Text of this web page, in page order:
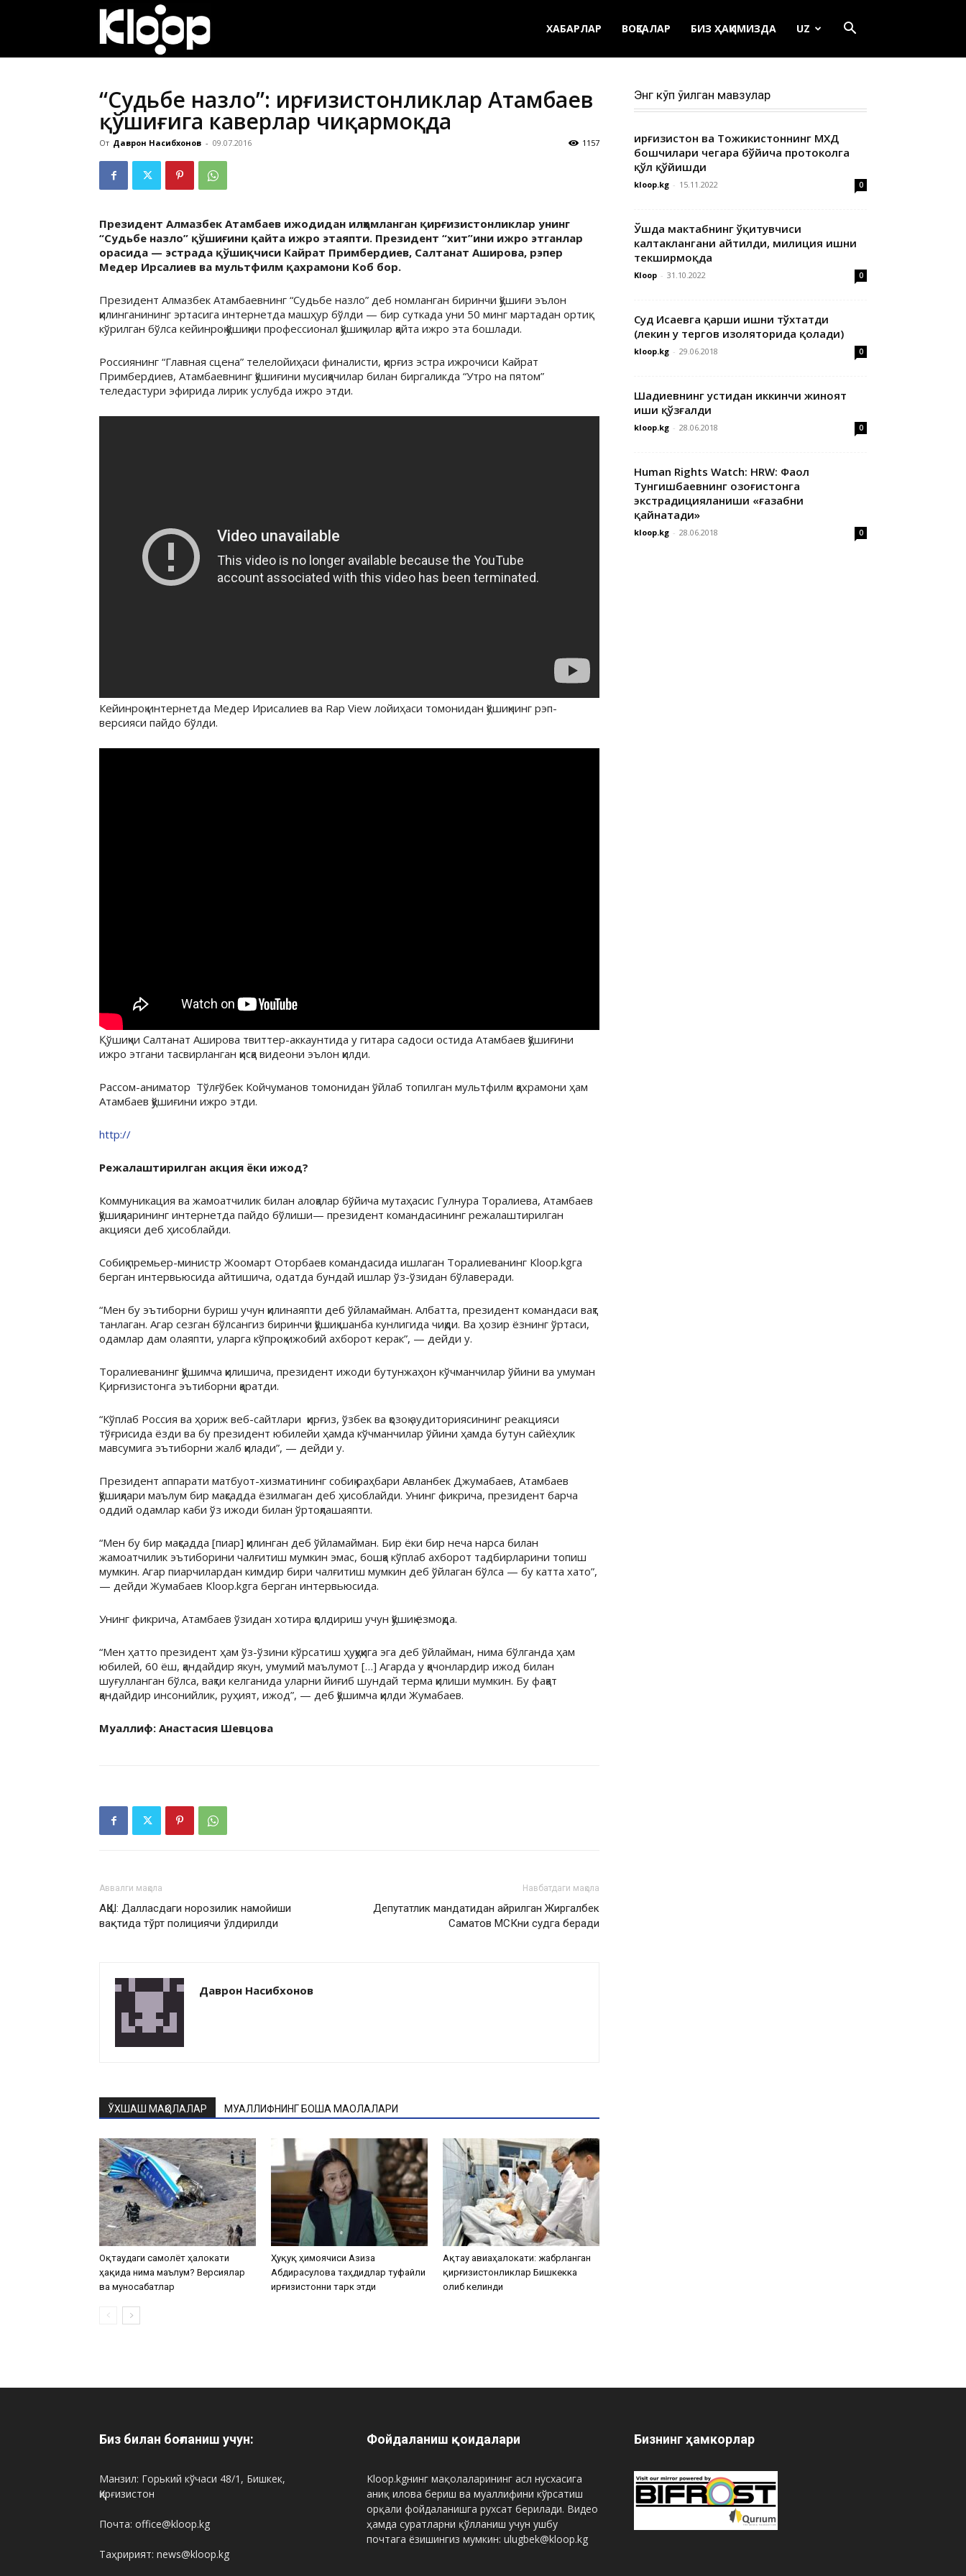
ХАБАРЛАР ВОҚЕАЛАР БИЗ ҲАҚИМИЗДА UZ
“Судьбе назло”: Қирғизистонликлар Атамбаев
қўшиғига каверлар чиқармоқда
От Даврон Насибхонов - 09.07.2016 1157
Президент Алмазбек Атамбаев ижодидан илҳомланган қирғизистонликлар унинг
“Судьбе назло” қўшиғини қайта ижро этаяпти. Президент “хит”ини ижро этганлар
орасида — эстрада қўшиқчиси Кайрат Примбердиев, Салтанат Аширова, рэпер
Медер Ирсалиев ва мультфилм қахрамони Коб бор.
Президент Алмазбек Атамбаевнинг “Судьбе назло” деб номланган биринчи қўшиғи эълон
қилинганининг эртасига интернетда машҳур бўлди — бир суткада уни 50 минг мартадан ортиқ
кўрилган бўлса кейинроқ қўшиқни профессионал қўшиқчилар қайта ижро эта бошлади.
Россиянинг “Главная сцена” телелойиҳаси финалисти, қирғиз эстра ижрочиси Кайрат
Примбердиев, Атамбаевнинг қўшиғини мусиқачилар билан биргаликда “Утро на пятом”
теледастури эфирида лирик услубда ижро этди.
Кейинроқ интернетда Медер Ирисалиев ва Rap View лойиҳаси томонидан қўшиқнинг рэп-
версияси пайдо бўлди.
Қўшиқчи Салтанат Аширова твиттер-аккаунтида у гитара садоси остида Атамбаев қўшиғини
ижро этгани тасвирланган қисқа видеони эълон қилди.
Рассом-аниматор Тўлғўбек Койчуманов томонидан ўйлаб топилган мультфилм қахрамони ҳам
Атамбаев қўшиғини ижро этди.
http://
Режалаштирилган акция ёки ижод?
Коммуникация ва жамоатчилик билан алоқалар бўйича мутаҳасис Гулнура Торалиева, Атамбаев
қўшиқларининг интернетда пайдо бўлиши— президент командасининг режалаштирилган
акцияси деб ҳисоблайди.
Собиқ премьер-министр Жоомарт Оторбаев командасида ишлаган Торалиеванинг Kloop.kgга
берган интервьюсида айтишича, одатда бундай ишлар ўз-ўзидан бўлаверади.
“Мен бу эътиборни буриш учун қилинаяпти деб ўйламайман. Албатта, президент командаси вақт
танлаган. Агар сезган бўлсангиз биринчи қўшиқ шанба кунлигида чиқди. Ва ҳозир ёзнинг ўртаси,
одамлар дам олаяпти, уларга кўпроқ ижобий ахборот керак”, — дейди у.
Торалиеванинг қўшимча қилишича, президент ижоди бутунжаҳон кўчманчилар ўйини ва умуман
Қирғизистонга эътиборни қаратди.
“Кўплаб Россия ва ҳориж веб-сайтлари қирғиз, ўзбек ва қозоқ аудиториясининг реакцияси
тўғрисида ёзди ва бу президент юбилейи ҳамда кўчманчилар ўйини ҳамда бутун сайёҳлик
мавсумига эътиборни жалб қилади”, — дейди у.
Президент аппарати матбуот-хизматининг собиқ раҳбари Авланбек Джумабаев, Атамбаев
қўшиқлари маълум бир мақсадда ёзилмаган деб ҳисоблайди. Унинг фикрича, президент барча
оддий одамлар каби ўз ижоди билан ўртоқлашаяпти.
“Мен бу бир мақсадда [пиар] қилинган деб ўйламайман. Бир ёки бир неча нарса билан
жамоатчилик эътиборини чалғитиш мумкин эмас, бошқа кўплаб ахборот тадбирларини топиш
мумкин. Агар пиарчилардан кимдир бири чалғитиш мумкин деб ўйлаган бўлса — бу катта хато”,
— дейди Жумабаев Kloop.kgга берган интервьюсида.
Унинг фикрича, Атамбаев ўзидан хотира қолдириш учун қўшиқ ёзмоқда.
“Мен ҳатто президент ҳам ўз-ўзини кўрсатиш ҳуқуқига эга деб ўйлайман, нима бўлганда ҳам
юбилей, 60 ёш, қандайдир якун, умумий маълумот […] Агарда у қачонлардир ижод билан
шуғулланган бўлса, вақти келганида уларни йиғиб шундай терма қилиши мумкин. Бу фақат
қандайдир инсонийлик, руҳият, ижод”, — деб қўшимча қилди Жумабаев.
Муаллиф: Анастасия Шевцова
Аввалги мақола
АҚШ: Далласдаги норозилик намойиши
вақтида тўрт полициячи ўлдирилди
Навбатдаги мақола
Депутатлик мандатидан айрилган Жиргалбек
Саматов МСКни судга беради
Даврон Насибхонов
ЎХШАШ МАҚОЛАЛАР МУАЛЛИФНИНГ БОШҚА МАҚОЛАЛАРИ
Оқтаудаги самолёт ҳалокати
ҳақида нима маълум? Версиялар
ва муносабатлар
Ҳуқуқ ҳимоячиси Азиза
Абдирасулова таҳдидлар туфайли
Қирғизистонни тарк этди
Ақтау авиаҳалокати: жабрланган
қирғизистонликлар Бишкекка
олиб келинди
Энг кўп ўқилган мавзулар
Қирғизистон ва Тожикистоннинг МХДҚ
бошчилари чегара бўйича протоколга
қўл қўйишди
kloop.kg - 15.11.2022 0
Ўшда мактабнинг ўқитувчиси
калтаклангани айтилди, милиция ишни
текширмоқда
Kloop - 31.10.2022 0
Суд Исаевга қарши ишни тўхтатди
(лекин у тергов изоляторида қолади)
kloop.kg - 29.06.2018 0
Шадиевнинг устидан иккинчи жиноят
иши қўзғалди
kloop.kg - 28.06.2018 0
Human Rights Watch: HRW: Фаол
Тунгишбаевнинг Қозоғистонга
экстрадицияланиши «ғазабни
қайнатади»
kloop.kg - 28.06.2018 0
Биз билан боғланиш учун:
Манзил: Горький кўчаси 48/1, Бишкек,
Қирғизистон
Почта: office@kloop.kg
Таҳририят: news@kloop.kg
Фойдаланиш қоидалари
Kloop.kgнинг мақолаларининг асл нусхасига
аниқ илова бериш ва муаллифини кўрсатиш
орқали фойдаланишга рухсат берилади. Видео
ҳамда суратларни қўлланиш учун ушбу
почтага ёзишингиз мумкин: ulugbek@kloop.kg
Бизнинг ҳамкорлар